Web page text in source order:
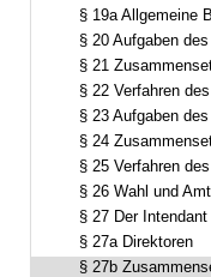
§ 19a Allgemeine
§ 20 Aufgaben
§ 21
§ 22 Verfahren
§ 23 Aufgaben
§ 24
§ 25 Verfahren
§ 26 Wahl und
§ 27 Der Intendant
§ 27a Direktoren
§ 27b